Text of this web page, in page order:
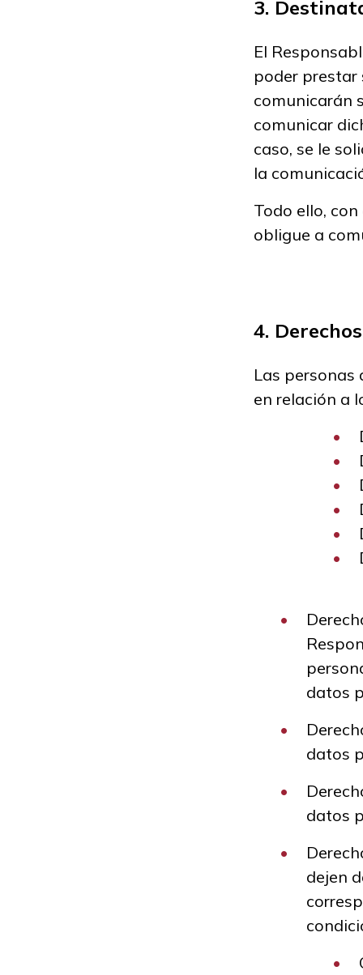
3.
El
poder prestar
comunicarán
comunicar
caso, se le
la
Todo ello,
obligue a
4. Derechos
Las personas
en relación a
datos
datos
datos
dejen